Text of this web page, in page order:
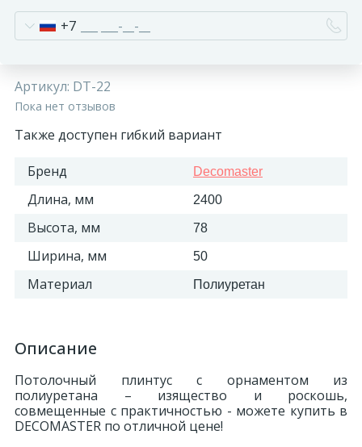
+7
Артикул: DT-22
Пока нет отзывов
Также доступен гибкий вариант
Бренд Decomaster
Длина, мм 2400
Высота, мм 78
Ширина, мм 50
Материал Полиуретан
Описание
Потолочный плинтус с орнаментом из
полиуретана – изящество и роскошь,
совмещенные с практичностью - можете купить в
DECOMASTER по отличной цене!